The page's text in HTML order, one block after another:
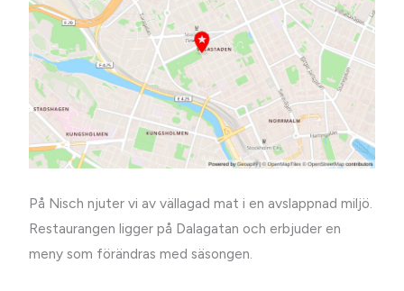
På Nisch njuter vi av vällagad mat i en avslappnad miljö.
Restaurangen ligger på Dalagatan och erbjuder en
meny som förändras med säsongen.